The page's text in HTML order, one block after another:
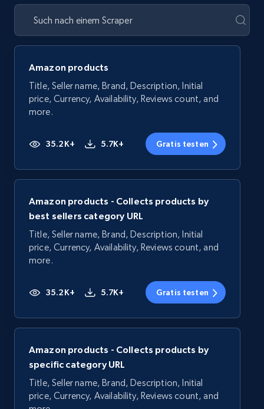
Amazon products
Title, Seller name, Brand, Description, Initial
price, Currency, Availability, Reviews count, and
more.
35.2K+ 5.7K+ Gratis testen
Amazon products - Collects products by
best sellers category URL
Title, Seller name, Brand, Description, Initial
price, Currency, Availability, Reviews count, and
more.
35.2K+ 5.7K+ Gratis testen
Amazon products - Collects products by
specific category URL
Title, Seller name, Brand, Description, Initial
price, Currency, Availability, Reviews count, and